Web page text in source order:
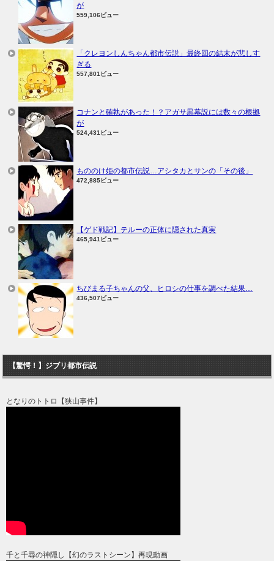
が
559,106ビュー
「クレヨンしんちゃん都市伝説」最終回の結末が悲しす
ぎる
557,801ビュー
コナンと確執があった！？アガサ黒幕説には数々の根拠
が
524,431ビュー
もののけ姫の都市伝説…アシタカとサンの「その後」
472,885ビュー
【ゲド戦記】テルーの正体に隠された真実
465,941ビュー
ちびまる子ちゃんの父、ヒロシの仕事を調べた結果…
436,507ビュー
【驚愕！】ジブリ都市伝説
となりのトトロ【狭山事件】
千と千尋の神隠し【幻のラストシーン】再現動画